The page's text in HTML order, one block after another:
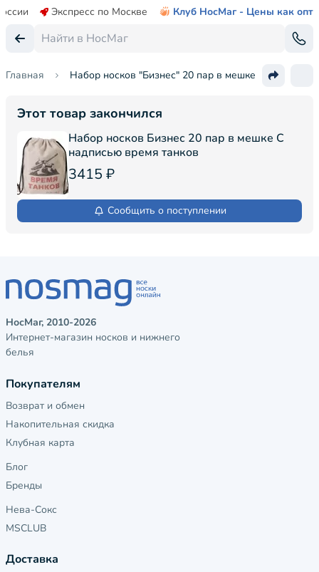
Экспресс по Москве Клуб НосМаг - Цены как опт
Главная Набор носков "Бизнес" 20 пар в мешке
Этот товар закончился
Набор носков Бизнес 20 пар в мешке С
надписью время танков
3415 ₽
Сообщить о поступлении
НосМаг, 2010-2026
Интернет-магазин носков и нижнего
белья
Покупателям
Возврат и обмен
Накопительная скидка
Клубная карта
Блог
Бренды
Нева-Сокс
MSCLUB
Доставка